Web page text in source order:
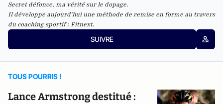
Secret défonce, ma vérité sur le dopage.
Il développe aujourd'hui une méthode de remise en forme au travers
du coaching sportif :Fitnext.
SUIVRE
TOUS POURRIS !
Lance Armstrong destitué :